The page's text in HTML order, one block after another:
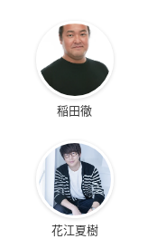
稲田徹
花江夏樹